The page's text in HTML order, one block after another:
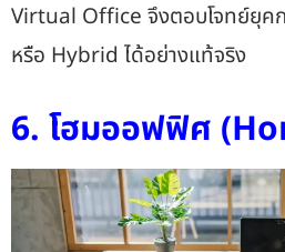
Virtual Office จึงตอบโจทย์ยุค
หรือ Hybrid ได้อย่างแท้จริง
6. โฮมออฟฟิศ